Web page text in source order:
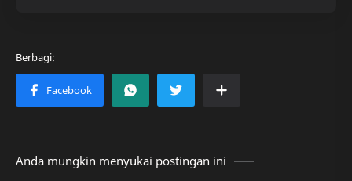
Anda mungkin menyukai postingan ini